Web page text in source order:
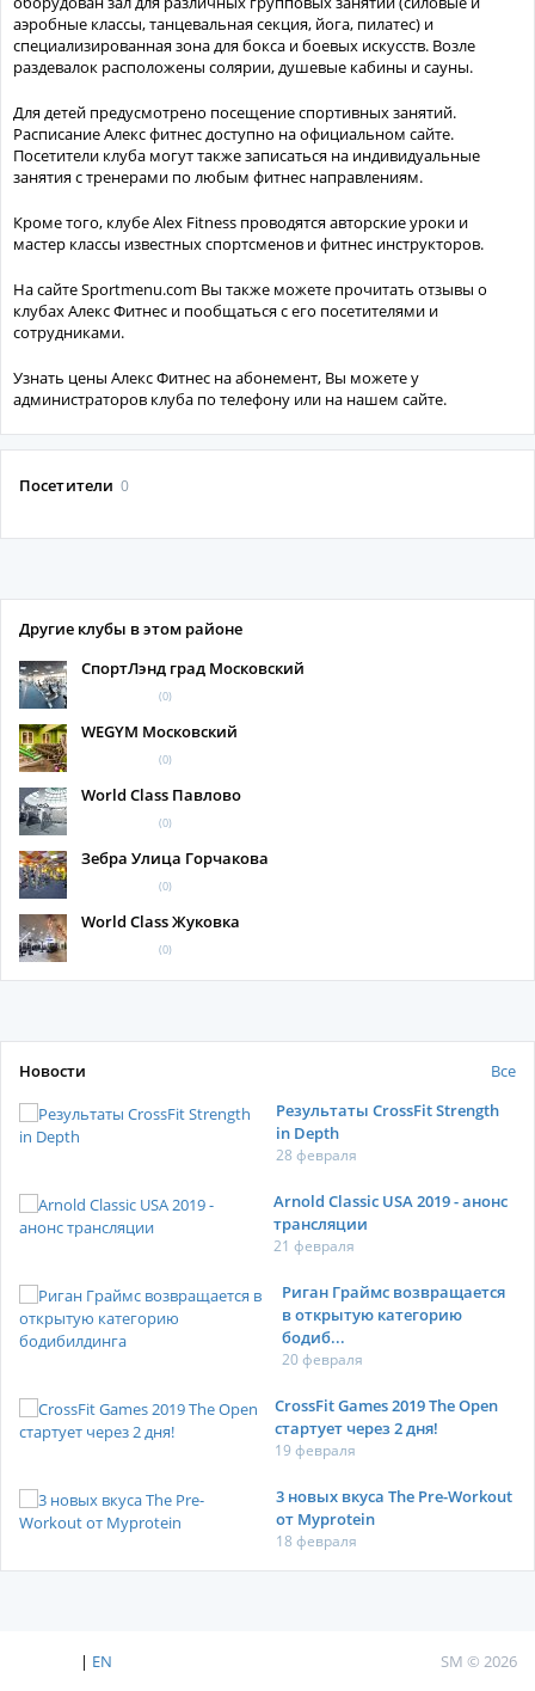
аэробные классы, танцевальная секция, йога, пилатес) и
специализированная зона для бокса и боевых искусств. Возле
раздевалок расположены солярии, душевые кабины и сауны.
Для детей предусмотрено посещение спортивных занятий.
Расписание Алекс фитнес доступно на официальном сайте.
Посетители клуба могут также записаться на индивидуальные
занятия с тренерами по любым фитнес направлениям.
Кроме того, клубе Alex Fitness проводятся авторские уроки и
мастер классы известных спортсменов и фитнес инструкторов.
На сайте Sportmenu.com Вы также можете прочитать отзывы о
клубах Алекс Фитнес и пообщаться с его посетителями и
сотрудниками.
Узнать цены Алекс Фитнес на абонемент, Вы можете у
администраторов клуба по телефону или на нашем сайте.
Посетители 0
Другие клубы в этом районе
СпортЛэнд град Московский
(0)
WEGYM Московский
(0)
World Class Павлово
(0)
Зебра Улица Горчакова
(0)
World Class Жуковка
(0)
Новости
Все
Результаты CrossFit Strength
in Depth
28 февраля
Arnold Classic USA 2019 - анонс
трансляции
21 февраля
Риган Граймс возвращается
в открытую категорию
бодиб...
20 февраля
CrossFit Games 2019 The Open
стартует через 2 дня!
19 февраля
3 новых вкуса The Pre-Workout
от Myprotein
18 февраля
| EN SM © 2026